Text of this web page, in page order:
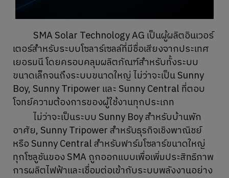
SMA Solar Technology AG เป็นผู้ผลิตอินเวอร์
เตอร์สำหรับระบบโซลาร์เซลล์ที่มีชื่อเสียงจากประเทศ
เยอรมนี โดยครอบคลุมผลิตภัณฑ์สำหรับทั้งระบบ
ขนาดเล็กจนถึงระบบขนาดใหญ่ ไม่ว่าจะเป็น Sunny
Boy, Sunny Tripower และ Sunny Central ที่ตอบ
โจทย์ความต้องการของผู้ใช้งานทุกประเภท
ไม่ว่าจะเป็นระบบ Sunny Boy สำหรับบ้านพัก
อาศัย, Sunny Tripower สำหรับธุรกิจเชิงพาณิชย์
หรือ Sunny Central สำหรับฟาร์มโซลาร์ขนาดใหญ่
ทุกโซลูชันของ SMA ถูกออกแบบเพื่อเพิ่มประสิทธิภาพ
การผลิตไฟฟ้าและเชื่อมต่อเข้ากับระบบพลังงานอย่าง